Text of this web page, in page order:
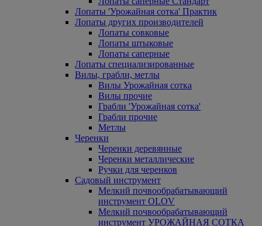
Лопаты 'Урожайная сотка' Практик
Лопаты других производителей
Лопаты совковые
Лопаты штыковые
Лопаты саперные
Лопаты специализированные
Вилы, грабли, метлы
Вилы Урожайная сотка
Вилы прочие
Грабли 'Урожайная сотка'
Грабли прочие
Метлы
Черенки
Черенки деревянные
Черенки металлические
Ручки для черенков
Садовый инструмент
Мелкий почвообрабатывающий
инструмент OLOV
Мелкий почвообрабатывающий
инструмент УРОЖАЙНАЯ СОТКА